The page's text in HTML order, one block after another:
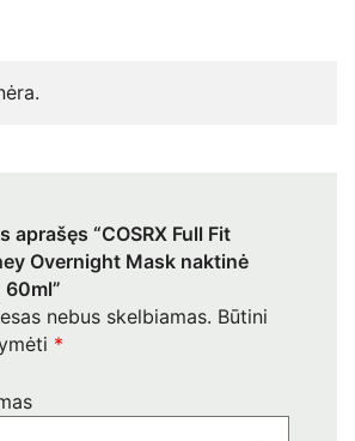
aprašęs “COSRX Full Fit
Overnight Mask naktinė
nebus skelbiamas. Būtini
*